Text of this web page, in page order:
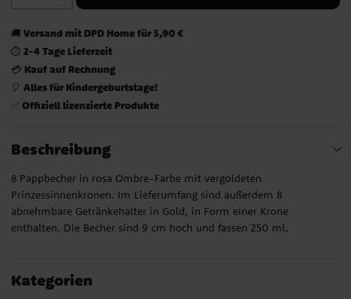
🚚 Versand mit DPD Home für 5,90 €
⏱️ 2-4 Tage Lieferzeit
💳 Kauf auf Rechnung
🎈 Alles für Kindergeburtstage!
✅ Offiziell lizenzierte Produkte
Beschreibung
8 Pappbecher in rosa Ombre-Farbe mit vergoldeten
Prinzessinnenkronen. Im Lieferumfang sind außerdem 8
abnehmbare Getränkehalter in Gold, in Form einer Krone
enthalten. Die Becher sind 9 cm hoch und fassen 250 ml.
Kategorien